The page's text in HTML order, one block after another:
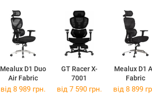
Mealux D1 Duo
Air Fabric
GT Racer X-
7001
Mealux D1
Fabric
від 8 989 грн. від 7 590 грн. від 8 899